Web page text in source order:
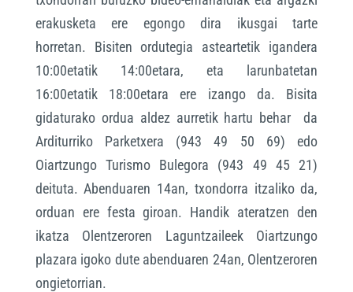
erakusketa ere egongo dira ikusgai tarte
horretan. Bisiten ordutegia asteartetik igandera
10:00etatik 14:00etara, eta larunbatetan
16:00etatik 18:00etara ere izango da. Bisita
gidaturako ordua aldez aurretik hartu behar da
Arditurriko Parketxera (943 49 50 69) edo
Oiartzungo Turismo Bulegora (943 49 45 21)
deituta. Abenduaren 14an, txondorra itzaliko da,
orduan ere festa giroan. Handik ateratzen den
ikatza Olentzeroren Laguntzaileek Oiartzungo
plazara igoko dute abenduaren 24an, Olentzeroren
ongietorrian.